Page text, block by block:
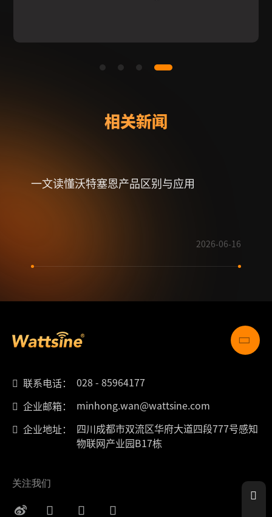
相关新闻
一文读懂沃特塞恩产品区别与应用
2026-06-16
联系电话：
028 - 85964177
企业邮箱：
minhong.wan@wattsine.com
企业地址：
四川成都市双流区华府大道四段777号感知
物联网产业园B17栋
关注我们